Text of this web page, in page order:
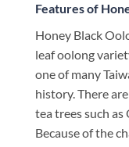
Features of
Honey Black
leaf oolong
one of many
history. There
tea trees such as
Because of the